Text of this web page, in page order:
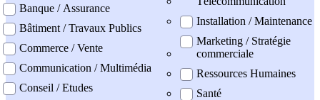
Banque / Assurance
Bâtiment / Travaux Publics
Commerce / Vente
Communication / Multimédia
Conseil / Etudes
Installation / Maintenance
Marketing / Stratégie
commerciale
Ressources Humaines
Santé